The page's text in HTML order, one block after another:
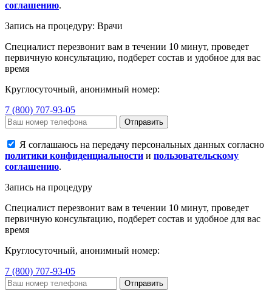
соглашению.
Запись на процедуру: Врачи
Специалист перезвонит вам в течении 10 минут, проведет
первичную консультацию, подберет состав и удобное для вас
время
Круглосуточный, анонимный номер:
7 (800) 707-93-05
Отправить
Я соглашаюсь на передачу персональных данных согласно
политики конфиденциальности и пользовательскому
соглашению.
Запись на процедуру
Специалист перезвонит вам в течении 10 минут, проведет
первичную консультацию, подберет состав и удобное для вас
время
Круглосуточный, анонимный номер:
7 (800) 707-93-05
Отправить